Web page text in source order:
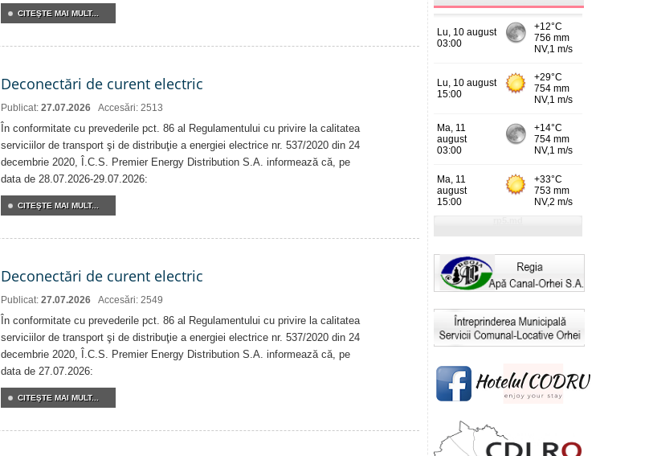
CITEŞTE MAI MULT...
Deconectări de curent electric
Publicat: 27.07.2026 Accesări: 2513
În conformitate cu prevederile pct. 86 al Regulamentului cu privire la calitatea
serviciilor de transport şi de distribuţie a energiei electrice nr. 537/2020 din 24
decembrie 2020, Î.C.S. Premier Energy Distribution S.A. informează că, pe
data de 28.07.2026-29.07.2026:
CITEŞTE MAI MULT...
Deconectări de curent electric
Publicat: 27.07.2026 Accesări: 2549
În conformitate cu prevederile pct. 86 al Regulamentului cu privire la calitatea
serviciilor de transport şi de distribuţie a energiei electrice nr. 537/2020 din 24
decembrie 2020, Î.C.S. Premier Energy Distribution S.A. informează că, pe
data de 27.07.2026:
CITEŞTE MAI MULT...